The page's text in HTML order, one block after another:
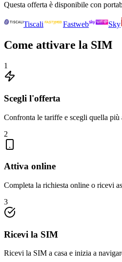
Questa offerta è disponibile con
Tiscali Fastweb Sky
Come attivare la SIM
1
Scegli l'offerta
Confronta le tariffe e scegli quella più
2
Attiva online
Completa la richiesta online o ricevi
3
Ricevi la SIM
Ricevi la SIM a casa e inizia a